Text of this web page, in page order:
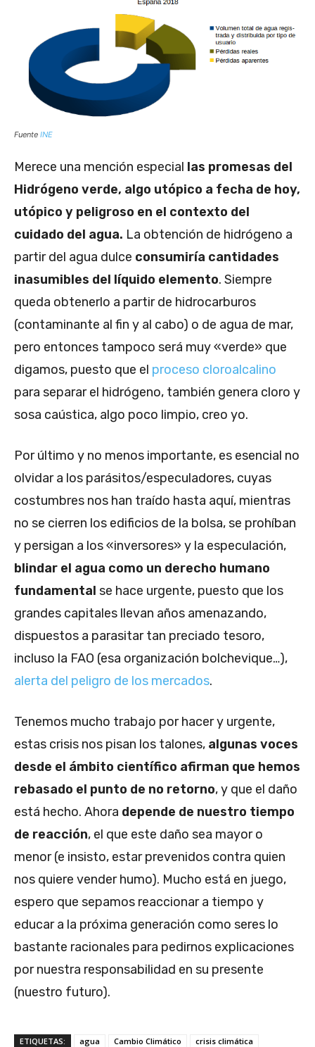
Fuente INE
Merece una mención especial las promesas del
Hidrógeno verde, algo utópico a fecha de hoy,
utópico y peligroso en el contexto del
cuidado del agua. La obtención de hidrógeno a
partir del agua dulce consumiría cantidades
inasumibles del líquido elemento. Siempre
queda obtenerlo a partir de hidrocarburos
(contaminante al fin y al cabo) o de agua de mar,
pero entonces tampoco será muy «verde» que
digamos, puesto que el proceso cloroalcalino
para separar el hidrógeno, también genera cloro y
sosa caústica, algo poco limpio, creo yo.
Por último y no menos importante, es esencial no
olvidar a los parásitos/especuladores, cuyas
costumbres nos han traído hasta aquí, mientras
no se cierren los edificios de la bolsa, se prohíban
y persigan a los «inversores» y la especulación,
blindar el agua como un derecho humano
fundamental se hace urgente, puesto que los
grandes capitales llevan años amenazando,
dispuestos a parasitar tan preciado tesoro,
incluso la FAO (esa organización bolchevique…),
alerta del peligro de los mercados.
Tenemos mucho trabajo por hacer y urgente,
estas crisis nos pisan los talones, algunas voces
desde el ámbito científico afirman que hemos
rebasado el punto de no retorno, y que el daño
está hecho. Ahora depende de nuestro tiempo
de reacción, el que este daño sea mayor o
menor (e insisto, estar prevenidos contra quien
nos quiere vender humo). Mucho está en juego,
espero que sepamos reaccionar a tiempo y
educar a la próxima generación como seres lo
bastante racionales para pedirnos explicaciones
por nuestra responsabilidad en su presente
(nuestro futuro).
ETIQUETAS: agua Cambio Climático
crisis climática